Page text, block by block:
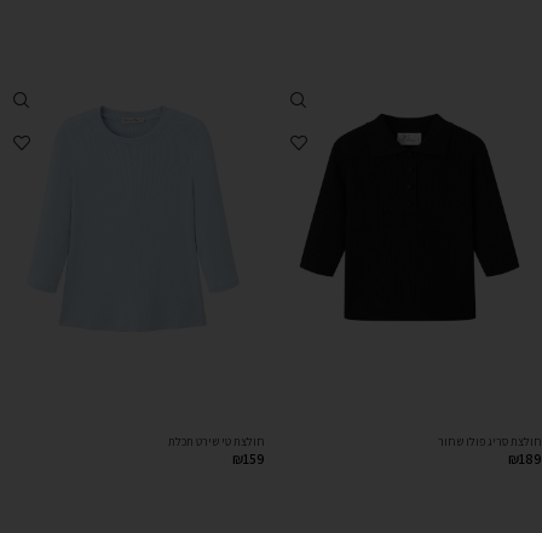
חולצת סריג פולו שחור
₪189
חולצת טי שירט תכלת
₪159